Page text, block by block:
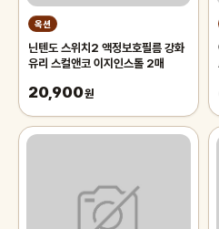
옥션
닌텐도 스위치2 액정보호필름 강화
유리 스컬앤코 이지인스톨 2매
20,900원